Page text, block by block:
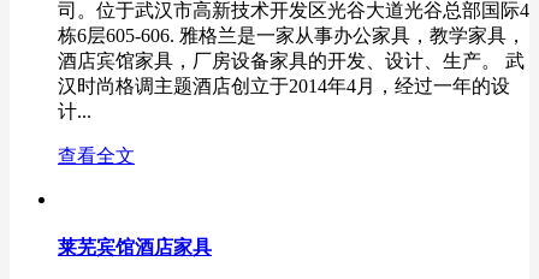
司。位于武汉市高新技术开发区光谷大道光谷总部国际4
栋6层605-606. 雅格兰是一家从事办公家具，教学家具，
酒店宾馆家具，厂房设备家具的开发、设计、生产。 武
汉时尚格调主题酒店创立于2014年4月，经过一年的设
计...
查看全文
莱芜宾馆酒店家具